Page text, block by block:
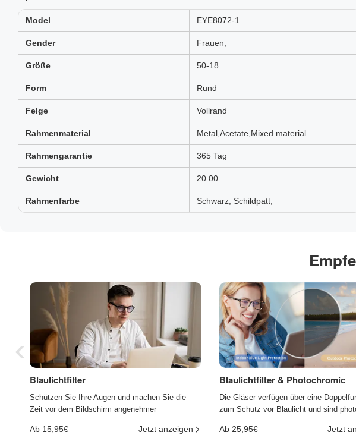
Model EYE8072-1
Gender Frauen,
Größe 50-18
Form Rund
Felge Vollrand
Rahmenmaterial Metal,Acetate,Mixed material
Rahmengarantie 365 Tag
Gewicht 20.00
Rahmenfarbe Schwarz, Schildpatt,
Blaulichtfilter
Schützen Sie Ihre Augen und machen Sie die
Zeit vor dem Bildschirm angenehmer
Ab 15,95€ Jetzt anzeigen
Blaulichtfilter & Photochromic
Die Gläser verfügen über eine
zum Schutz vor Blaulicht und sind
Ab 25,95€ Jetzt